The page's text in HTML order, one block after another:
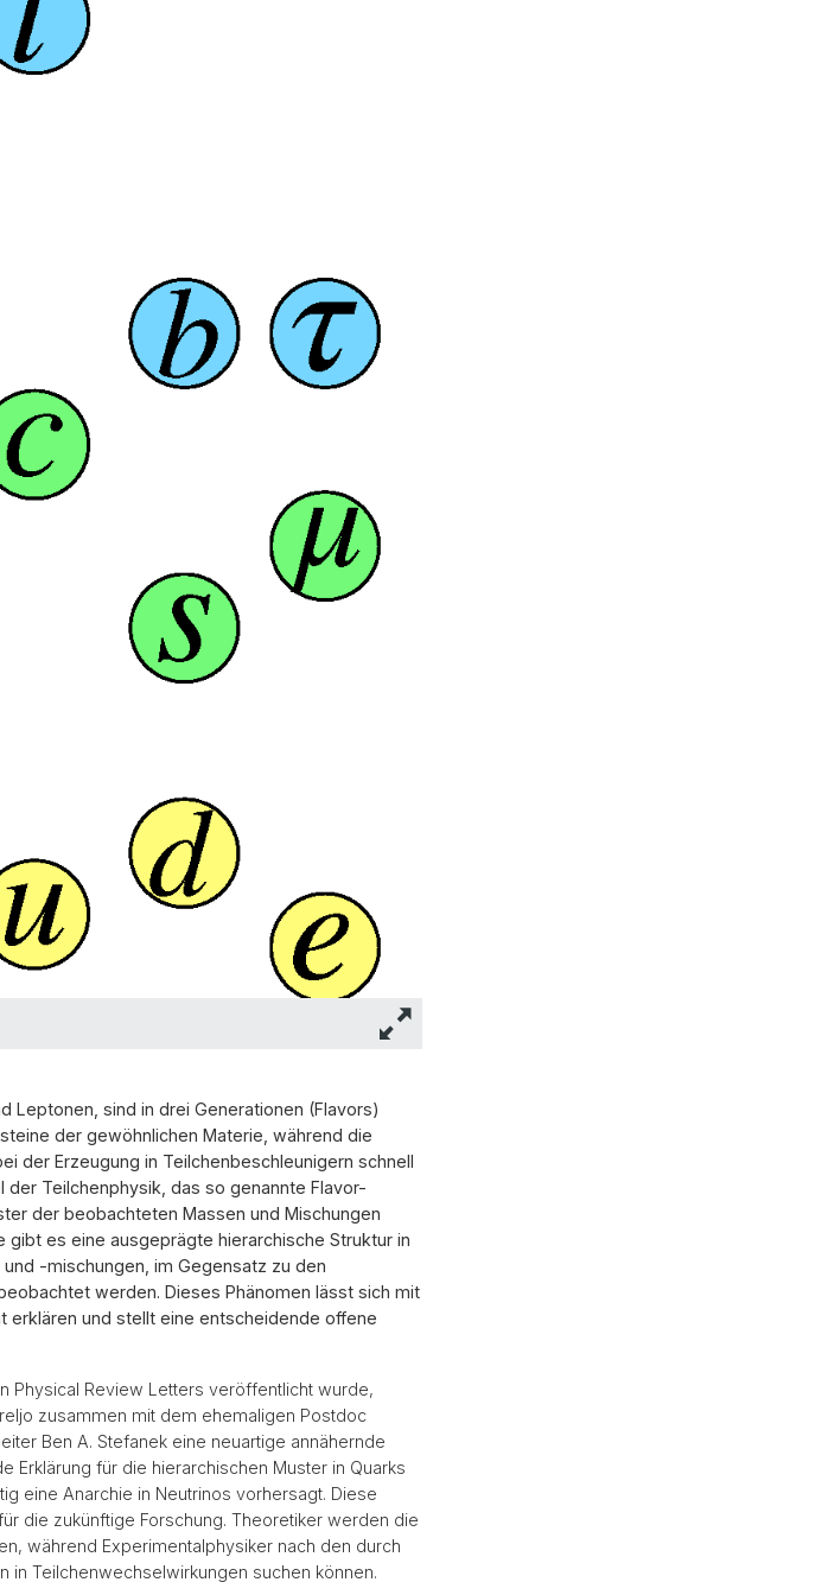
Leptonen, sind in drei Generationen (Flavors)
der gewöhnlichen Materie, während die
der Erzeugung in Teilchenbeschleunigern schnell
Teilchenphysik, das so genannte Flavor-
der beobachteten Massen und Mischungen
es eine ausgeprägte hierarchische Struktur in
-mischungen, im Gegensatz zu den
werden. Dieses Phänomen lässt sich mit
erklären und stellt eine entscheidende offene
Physical Review Letters veröffentlicht wurde,
zusammen mit dem ehemaligen Postdoc
Ben A. Stefanek eine neuartige annähernde
für die hierarchischen Muster in Quarks
eine Anarchie in Neutrinos vorhersagt. Diese
die zukünftige Forschung. Theoretiker werden die
während Experimentalphysiker nach den durch
Teilchenwechselwirkungen suchen können.